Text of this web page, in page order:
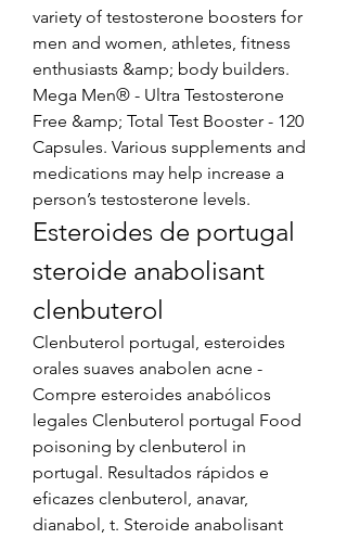
variety of testosterone boosters for
men and women, athletes, fitness
enthusiasts &amp; body builders.
Mega Men® - Ultra Testosterone
Free &amp; Total Test Booster - 120
Capsules. Various supplements and
medications may help increase a
person’s testosterone levels.
Esteroides de portugal
steroide anabolisant
clenbuterol
Clenbuterol portugal, esteroides
orales suaves anabolen acne -
Compre esteroides anabólicos
legales Clenbuterol portugal Food
poisoning by clenbuterol in
portugal. Resultados rápidos e
eficazes clenbuterol, anavar,
dianabol, t. Steroide anabolisant